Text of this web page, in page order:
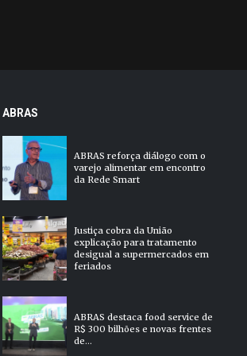
ABRAS
ABRAS reforça diálogo com o
varejo alimentar em encontro
da Rede Smart
Justiça cobra da União
explicação para tratamento
desigual a supermercados em
feriados
ABRAS destaca food service de
R$ 300 bilhões e novas frentes
de...